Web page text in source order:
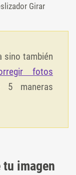
Girar
sino también
fotos
5 maneras
tu imagen